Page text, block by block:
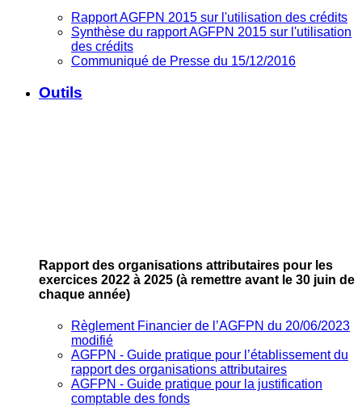
Rapport AGFPN 2015 sur l'utilisation des crédits
Synthèse du rapport AGFPN 2015 sur l'utilisation
des crédits
Communiqué de Presse du 15/12/2016
Outils
Rapport des organisations attributaires pour les
exercices 2022 à 2025 (à remettre avant le 30 juin de
chaque année)
Règlement Financier de l’AGFPN du 20/06/2023
modifié
AGFPN ‐ Guide pratique pour l’établissement du
rapport des organisations attributaires
AGFPN ‐ Guide pratique pour la justification
comptable des fonds